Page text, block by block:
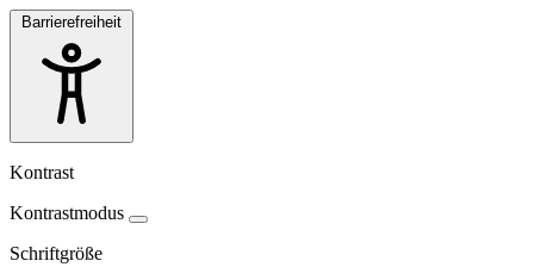
Barrierefreiheit
Kontrast
Kontrastmodus
Schriftgröße